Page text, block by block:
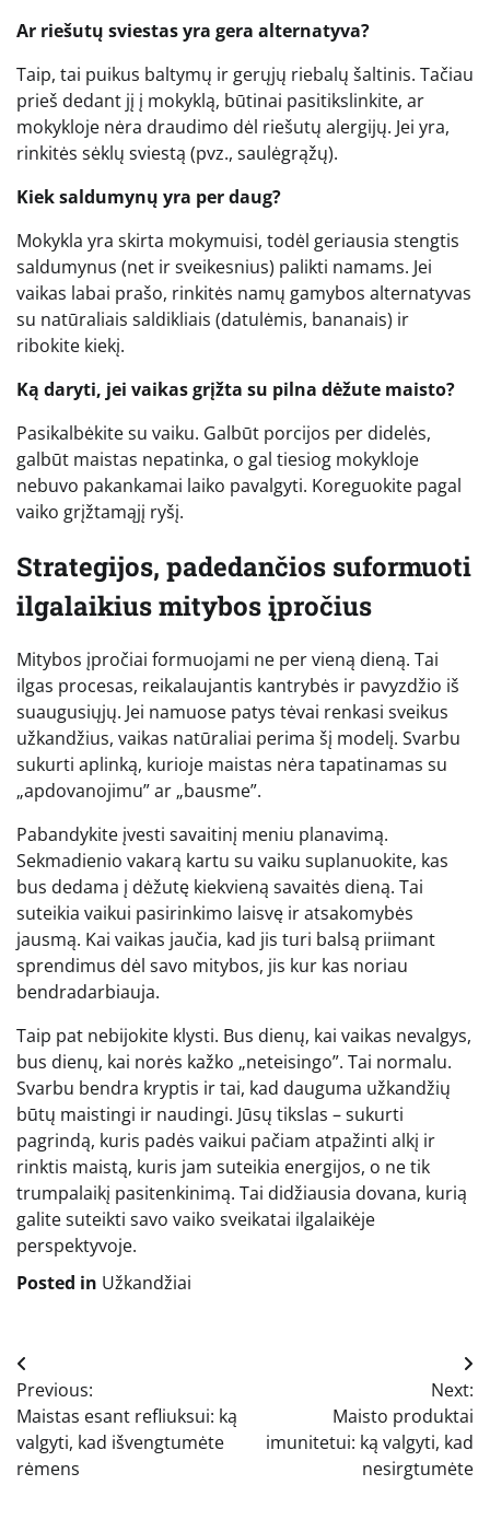
Ar riešutų sviestas yra gera alternatyva?
Taip, tai puikus baltymų ir gerųjų riebalų šaltinis. Tačiau
prieš dedant jį į mokyklą, būtinai pasitikslinkite, ar
mokykloje nėra draudimo dėl riešutų alergijų. Jei yra,
rinkitės sėklų sviestą (pvz., saulėgrąžų).
Kiek saldumynų yra per daug?
Mokykla yra skirta mokymuisi, todėl geriausia stengtis
saldumynus (net ir sveikesnius) palikti namams. Jei
vaikas labai prašo, rinkitės namų gamybos alternatyvas
su natūraliais saldikliais (datulėmis, bananais) ir
ribokite kiekį.
Ką daryti, jei vaikas grįžta su pilna dėžute maisto?
Pasikalbėkite su vaiku. Galbūt porcijos per didelės,
galbūt maistas nepatinka, o gal tiesiog mokykloje
nebuvo pakankamai laiko pavalgyti. Koreguokite pagal
vaiko grįžtamąjį ryšį.
Strategijos, padedančios suformuoti
ilgalaikius mitybos įpročius
Mitybos įpročiai formuojami ne per vieną dieną. Tai
ilgas procesas, reikalaujantis kantrybės ir pavyzdžio iš
suaugusiųjų. Jei namuose patys tėvai renkasi sveikus
užkandžius, vaikas natūraliai perima šį modelį. Svarbu
sukurti aplinką, kurioje maistas nėra tapatinamas su
„apdovanojimu” ar „bausme”.
Pabandykite įvesti savaitinį meniu planavimą.
Sekmadienio vakarą kartu su vaiku suplanuokite, kas
bus dedama į dėžutę kiekvieną savaitės dieną. Tai
suteikia vaikui pasirinkimo laisvę ir atsakomybės
jausmą. Kai vaikas jaučia, kad jis turi balsą priimant
sprendimus dėl savo mitybos, jis kur kas noriau
bendradarbiauja.
Taip pat nebijokite klysti. Bus dienų, kai vaikas nevalgys,
bus dienų, kai norės kažko „neteisingo”. Tai normalu.
Svarbu bendra kryptis ir tai, kad dauguma užkandžių
būtų maistingi ir naudingi. Jūsų tikslas – sukurti
pagrindą, kuris padės vaikui pačiam atpažinti alkį ir
rinktis maistą, kuris jam suteikia energijos, o ne tik
trumpalaikį pasitenkinimą. Tai didžiausia dovana, kurią
galite suteikti savo vaiko sveikatai ilgalaikėje
perspektyvoje.
Posted in Užkandžiai
Navigacija
tarp
įrašų
Previous:
Maistas esant refliuksui: ką
valgyti, kad išvengtumėte
rėmens
Next:
Maisto produktai
imunitetui: ką valgyti, kad
nesirgtumėte